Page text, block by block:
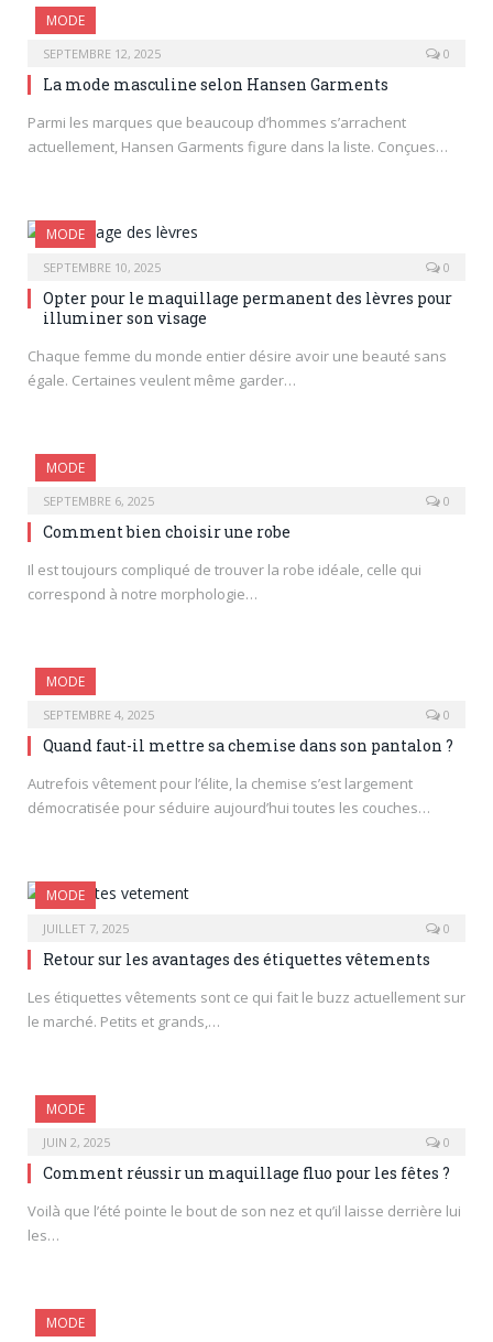
MODE
SEPTEMBRE 12, 2025 0
La mode masculine selon Hansen Garments
Parmi les marques que beaucoup d’hommes s’arrachent
actuellement, Hansen Garments figure dans la liste. Conçues…
MODE
SEPTEMBRE 10, 2025 0
Opter pour le maquillage permanent des lèvres pour
illuminer son visage
Chaque femme du monde entier désire avoir une beauté sans
égale. Certaines veulent même garder…
MODE
SEPTEMBRE 6, 2025 0
Comment bien choisir une robe
Il est toujours compliqué de trouver la robe idéale, celle qui
correspond à notre morphologie…
MODE
SEPTEMBRE 4, 2025 0
Quand faut-il mettre sa chemise dans son pantalon ?
Autrefois vêtement pour l’élite, la chemise s’est largement
démocratisée pour séduire aujourd’hui toutes les couches…
MODE
JUILLET 7, 2025 0
Retour sur les avantages des étiquettes vêtements
Les étiquettes vêtements sont ce qui fait le buzz actuellement sur
le marché. Petits et grands,…
MODE
JUIN 2, 2025 0
Comment réussir un maquillage fluo pour les fêtes ?
Voilà que l’été pointe le bout de son nez et qu’il laisse derrière lui
les…
MODE